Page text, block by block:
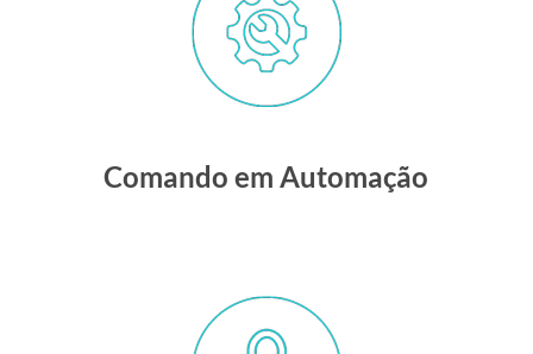
Comando em Automação